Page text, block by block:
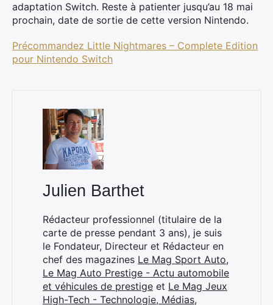
adaptation Switch. Reste à patienter jusqu’au 18 mai
prochain, date de sortie de cette version Nintendo.
Précommandez Little Nightmares – Complete Edition
pour Nintendo Switch
Julien Barthet
Rédacteur professionnel (titulaire de la
carte de presse pendant 3 ans), je suis
le Fondateur, Directeur et Rédacteur en
chef des magazines Le Mag Sport Auto,
Le Mag Auto Prestige - Actu automobile
et véhicules de prestige et Le Mag Jeux
High-Tech - Technologie, Médias,